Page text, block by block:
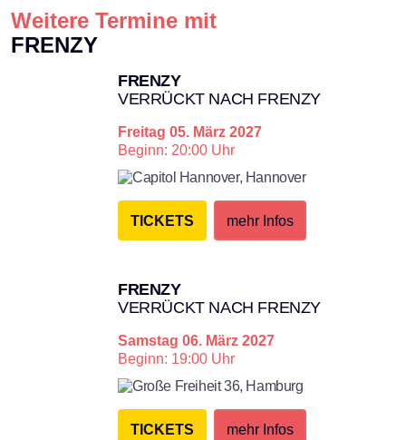
Weitere Termine mit
FRENZY
FRENZY
VERRÜCKT NACH FRENZY
Freitag 05. März 2027
Beginn: 20:00 Uhr
Capitol Hannover, Hannover
TICKETS mehr Infos
FRENZY
VERRÜCKT NACH FRENZY
Samstag 06. März 2027
Beginn: 19:00 Uhr
Große Freiheit 36, Hamburg
TICKETS mehr Infos